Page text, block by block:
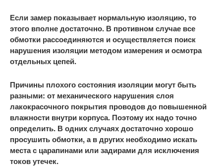
Если замер показывает нормальную изоляцию, то
этого вполне достаточно. В противном случае все
обмотки рассоединяются и осуществляется поиск
нарушения изоляции методом измерения и осмотра
отдельных цепей.
Причины плохого состояния изоляции могут быть
разными: от механического нарушения слоя
лакокрасочного покрытия проводов до повышенной
влажности внутри корпуса. Поэтому их надо точно
определить. В одних случаях достаточно хорошо
просушить обмотки, а в других необходимо искать
места с царапинами или задирами для исключения
токов утечек.